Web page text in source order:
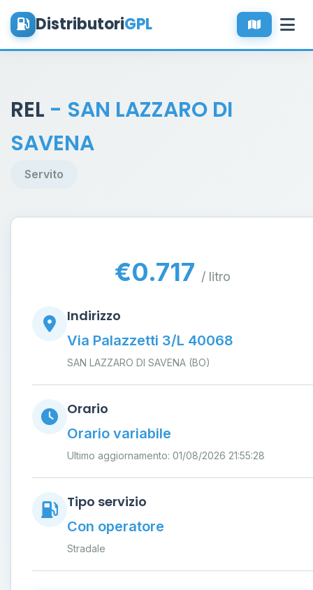
DistributoriGPL
REL - SAN LAZZARO DI
SAVENA
Servito
€0.717 / litro
Indirizzo
Via Palazzetti 3/L 40068
SAN LAZZARO DI SAVENA (BO)
Orario
Orario variabile
Ultimo aggiornamento: 01/08/2026 21:55:28
Tipo servizio
Con operatore
Stradale